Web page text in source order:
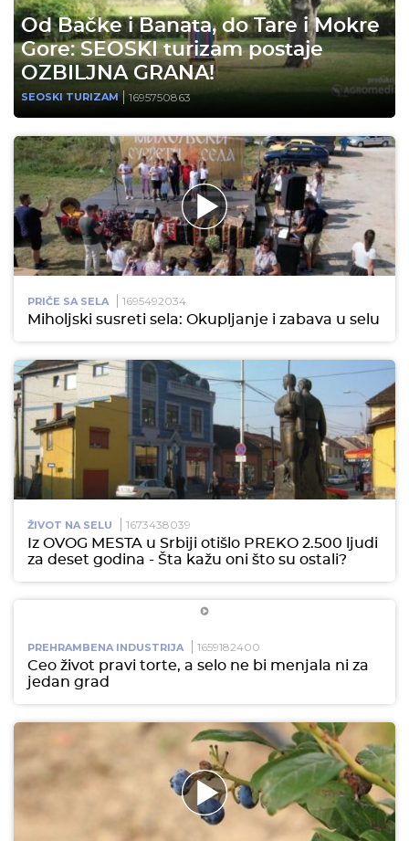
Od Bačke i Banata, do Tare i Mokre
Gore: SEOSKI turizam postaje
OZBILJNA GRANA!
SEOSKI TURIZAM 1695750863
PRIČE SA SELA 1695492034
Miholjski susreti sela: Okupljanje i zabava u selu
ŽIVOT NA SELU 1673438039
Iz OVOG MESTA u Srbiji otišlo PREKO 2.500 ljudi
za deset godina - Šta kažu oni što su ostali?
PREHRAMBENA INDUSTRIJA 1659182400
Ceo život pravi torte, a selo ne bi menjala ni za
jedan grad